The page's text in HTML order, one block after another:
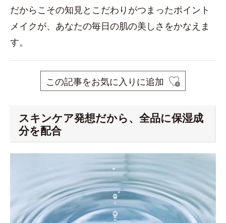
だからこその知見とこだわりがつまったポイント
メイクが、あなたの毎日の肌の美しさをかなえま
す。
この記事をお気に入りに追加
スキンケア発想だから、全品に保湿成
分を配合